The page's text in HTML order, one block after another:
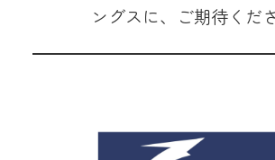
ングスに、ご期待くだ